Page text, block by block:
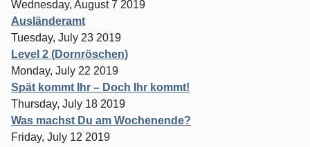
Wednesday, August 7 2019
Ausländeramt
Tuesday, July 23 2019
Level 2 (Dornröschen)
Monday, July 22 2019
Spät kommt Ihr – Doch Ihr kommt!
Thursday, July 18 2019
Was machst Du am Wochenende?
Friday, July 12 2019